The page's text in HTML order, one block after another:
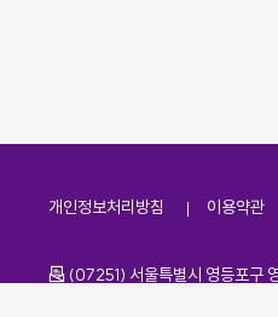
개인정보처리방침 이용약관
주소
(07251) 서울특별시 영등포구